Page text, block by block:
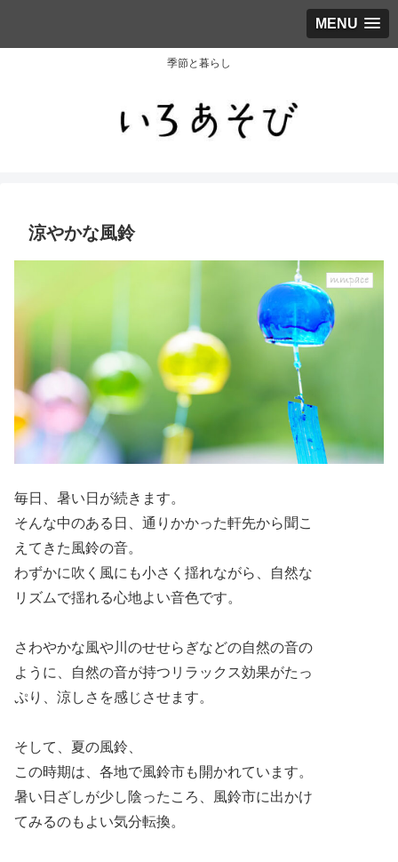
MENU
季節と暮らし
涼やかな風鈴
毎日、暑い日が続きます。
そんな中のある日、通りかかった軒先から聞こ
えてきた風鈴の音。
わずかに吹く風にも小さく揺れながら、自然な
リズムで揺れる心地よい音色です。
さわやかな風や川のせせらぎなどの自然の音の
ように、自然の音が持つリラックス効果がたっ
ぷり、涼しさを感じさせます。
そして、夏の風鈴、
この時期は、各地で風鈴市も開かれています。
暑い日ざしが少し陰ったころ、風鈴市に出かけ
てみるのもよい気分転換。